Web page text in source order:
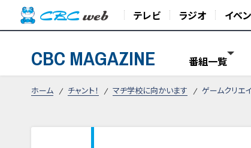
テレビ ラジオ イベ
CBC MAGAZINE 番組一覧
ホーム チャント！ マヂ学校に向かいます ゲームクリエ